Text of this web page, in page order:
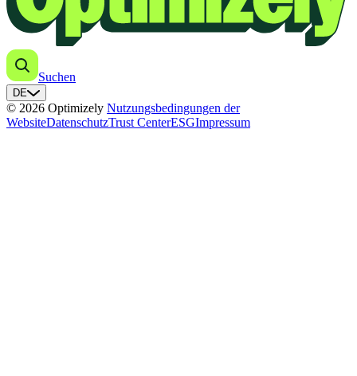
Suchen
DE
© 2026 Optimizely Nutzungsbedingungen der
WebsiteDatenschutzTrust CenterESGImpressum